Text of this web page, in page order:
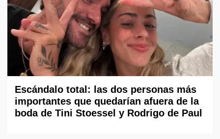
Escándalo total: las dos personas más
importantes que quedarían afuera de la
boda de Tini Stoessel y Rodrigo de Paul